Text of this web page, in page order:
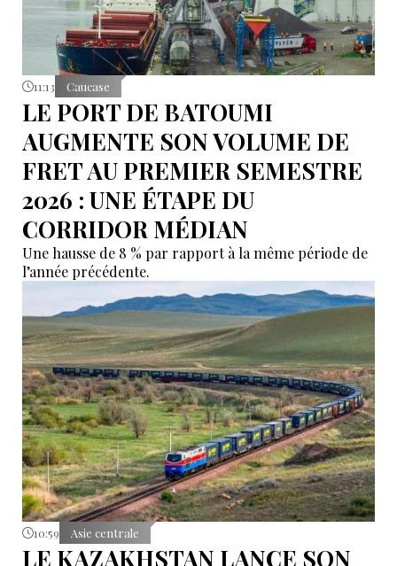
11:13 Caucase
LE PORT DE BATOUMI
AUGMENTE SON VOLUME DE
FRET AU PREMIER SEMESTRE
2026 : UNE ÉTAPE DU
CORRIDOR MÉDIAN
Une hausse de 8 % par rapport à la même période de
l’année précédente.
10:59 Asie centrale
LE KAZAKHSTAN LANCE SON